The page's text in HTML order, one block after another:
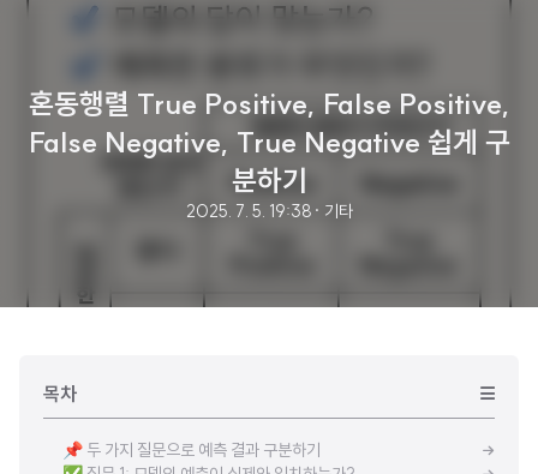
혼동행렬 True Positive, False Positive,
False Negative, True Negative 쉽게 구
분하기
2025. 7. 5. 19:38 · 기타
목차
📌 두 가지 질문으로 예측 결과 구분하기